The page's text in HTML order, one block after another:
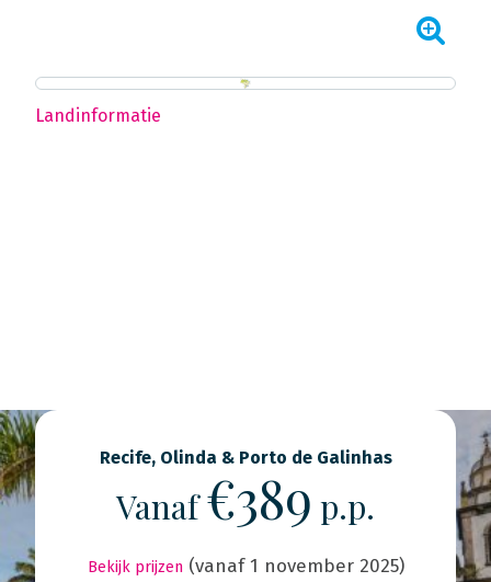
Landinformatie
Recife, Olinda & Porto de Galinhas
Vanaf€389 p.p.
Bekijk prijzen (vanaf 1 november 2025)